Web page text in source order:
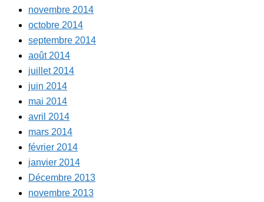
novembre 2014
octobre 2014
septembre 2014
août 2014
juillet 2014
juin 2014
mai 2014
avril 2014
mars 2014
février 2014
janvier 2014
Décembre 2013
novembre 2013